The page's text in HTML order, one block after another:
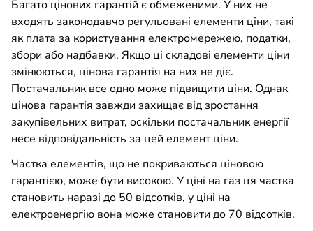
Багато цінових гарантій є обмеженими. У них не
входять законодавчо регульовані елементи ціни, такі
як плата за користування електромережею, податки,
збори або надбавки. Якщо ці складові елементи ціни
змінюються, цінова гарантія на них не діє.
Постачальник все одно може підвищити ціни. Однак
цінова гарантія завжди захищає від зростання
закупівельних витрат, оскільки постачальник енергії
несе відповідальність за цей елемент ціни.
Частка елементів, що не покриваються ціновою
гарантією, може бути високою. У ціні на газ ця частка
становить наразі до 50 відсотків, у ціні на
електроенергію вона може становити до 70 відсотків.